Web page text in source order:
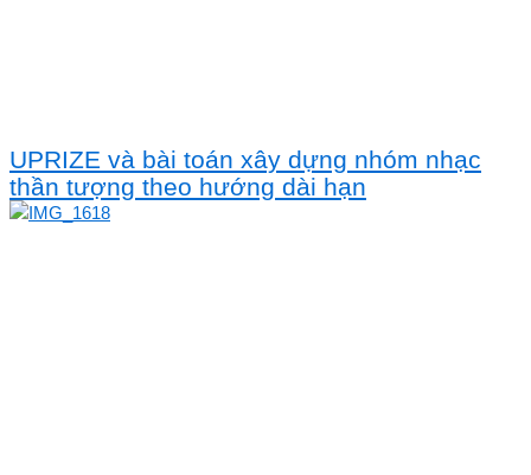
UPRIZE và bài toán xây dựng nhóm nhạc
thần tượng theo hướng dài hạn